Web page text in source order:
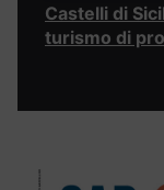
Castelli di
turismo di